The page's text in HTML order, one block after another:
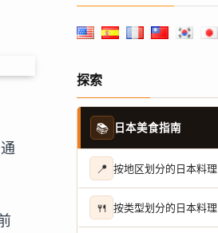
探索
📚 日本美食指南
📍 按地区划分的日本料理
🍴 按类型划分的日本料理